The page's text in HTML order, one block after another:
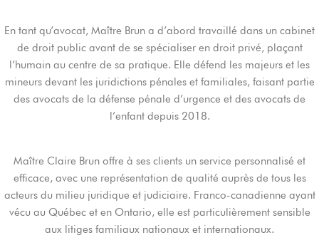
En tant qu’avocat, Maître Brun a d’abord travaillé dans un cabinet
de droit public avant de se spécialiser en droit privé, plaçant
l’humain au centre de sa pratique. Elle défend les majeurs et les
mineurs devant les juridictions pénales et familiales, faisant partie
des avocats de la défense pénale d’urgence et des avocats de
l’enfant depuis 2018.
Maître Claire Brun offre à ses clients un service personnalisé et
efficace, avec une représentation de qualité auprès de tous les
acteurs du milieu juridique et judiciaire. Franco-canadienne ayant
vécu au Québec et en Ontario, elle est particulièrement sensible
aux litiges familiaux nationaux et internationaux.